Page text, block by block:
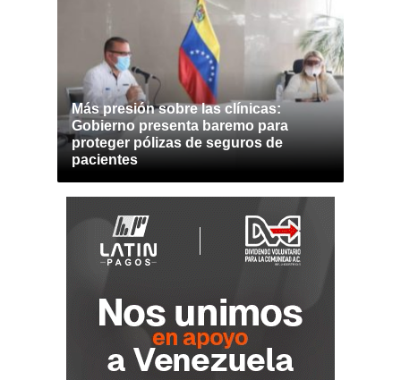
Más presión sobre las clínicas:
Gobierno presenta baremo para
proteger pólizas de seguros de
pacientes